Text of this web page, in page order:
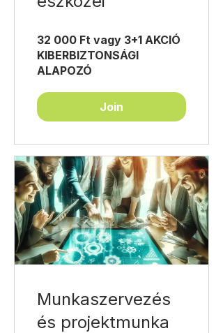
32 000 Ft vagy 3+1 AKCIÓ
KIBERBIZTONSÁGI
ALAPOZÓ
Join
Munkaszervezés
és projektmunka